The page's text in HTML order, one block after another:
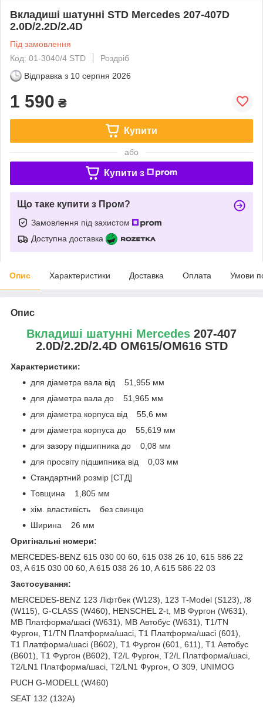
Вкладиші шатунні STD Mercedes 207-407D
2.0D/2.2D/2.4D
Під замовлення
Код: 01-3040/4 STD
Роздріб
Відправка з 10 серпня 2026
1 590 ₴
Купити
або
Купити з
Що таке купити з Пром?
Замовлення під захистом
Доступна доставка
Опис Характеристики Доставка Оплата Умови
Опис
Вкладиші шатунні Mercedes 207-407
2.0D/2.2D/2.4D OM615/OM616 STD
Характеристики:
для діаметра вала від 51,955 мм
для діаметра вала до 51,965 мм
для діаметра корпуса від 55,6 мм
для діаметра корпуса до 55,619 мм
для зазору підшипника до 0,08 мм
для просвіту підшипника від 0,03 мм
Стандартний розмір [СТД]
Товщина 1,805 мм
хім. властивість без свинцю
Ширина 26 мм
Оригінальні номери:
MERCEDES-BENZ 615 030 00 60, 615 038 26 10, 615 586 22
03, A 615 030 00 60, A 615 038 26 10, A 615 586 22 03
Застосування:
MERCEDES-BENZ 123 Ліфтбек (W123), 123 T-Model (S123), /8
(W115), G-CLASS (W460), HENSCHEL 2-t, MB Фургон (W631),
MB Платформа/шасі (W631), MB Автобус (W631), T1/TN
Фургон, T1/TN Платформа/шасі, T1 Платформа/шасі (601),
T1 Платформа/шасі (B602), T1 Фургон (601, 611), T1 Автобус
(B601), T1 Фургон (B602), T2/L Фургон, T2/L Платформа/шасі,
T2/LN1 Платформа/шасі, T2/LN1 Фургон, O 309, UNIMOG
PUCH G-MODELL (W460)
SEAT 132 (132A)